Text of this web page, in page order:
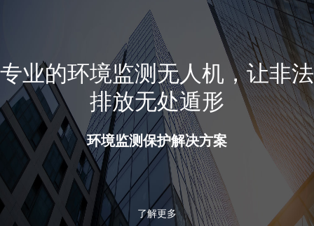
专业的环境监测无人机，让非法
排放无处遁形
环境监测保护解决方案
了解更多